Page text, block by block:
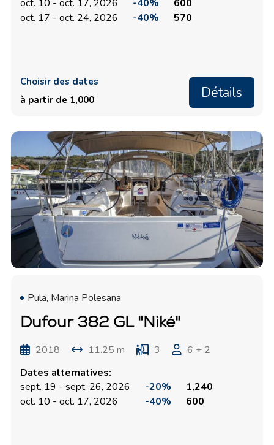
oct. 10 - oct. 17, 2026 -40%
600
oct. 17 - oct. 24, 2026
-40% 570
Choisir des dates
à partir de 1,000
Détails
Pula, Marina Polesana
Dufour 382 GL "Niké"
2018 11.25 m 3
6 + 2
Dates alternatives:
sept. 19 - sept. 26, 2026
-20%
1,240
oct. 10 - oct. 17, 2026
-40% 600